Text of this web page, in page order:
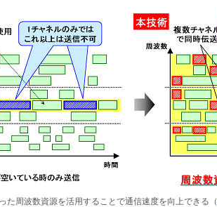
た周波数資源を活用することで通信速度を向上できる（